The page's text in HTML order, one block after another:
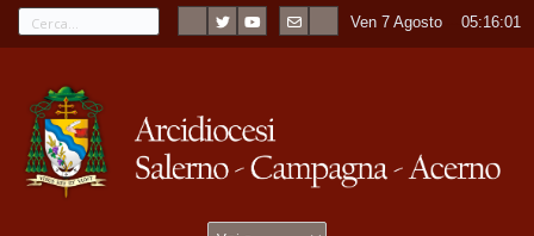
Ven 7 Agosto ----05:16:01